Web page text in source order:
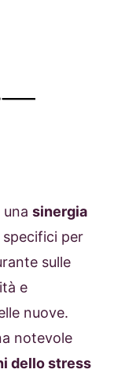
una sinergia
specifici per
sulle
e
nuove.
notevole
dello stress